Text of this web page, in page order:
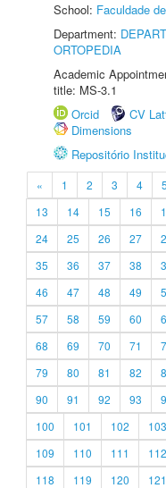
School: Faculdade
Department:
ORTOPEDIA
Academic
title: MS-3.1
Orcid
CV
Dimensions
Repositório
« 1 2 3 4 5
13
14 15 16
24
25 26 27
35
36 37 38
46
47 48 49
57
58 59 60
68
69 70 71
79
80 81 82
90
91 92 93
100
101 102 103
109
110 111 112
118
119 120 121